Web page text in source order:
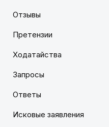
Отзывы
Претензии
Ходатайства
Запросы
Ответы
Исковые заявления